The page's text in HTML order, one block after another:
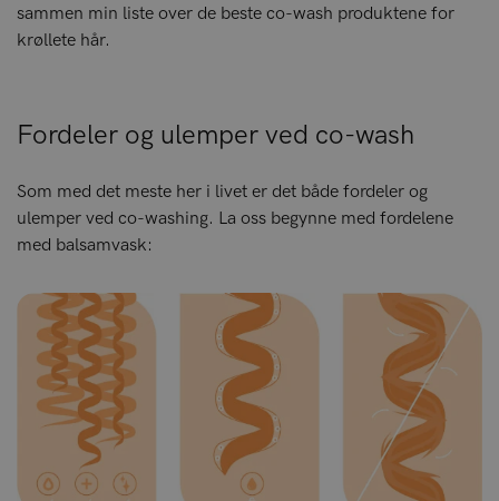
sammen min liste over de beste co-wash produktene for
krøllete hår.
Fordeler og ulemper ved co-wash
Som med det meste her i livet er det både fordeler og
ulemper ved co-washing. La oss begynne med fordelene
med balsamvask: